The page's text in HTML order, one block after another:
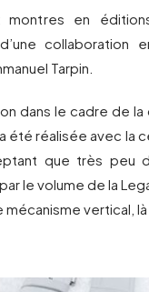
montres en
collaboration
Tarpin.
dans le cadre de
été réalisée avec la
que très peu
le volume de la
vertical,